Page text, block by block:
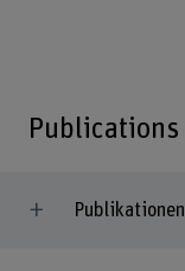
Publications
Publikationen